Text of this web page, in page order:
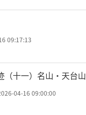
09:17:13
（十一）名山·天台山
04-16 09:00:00